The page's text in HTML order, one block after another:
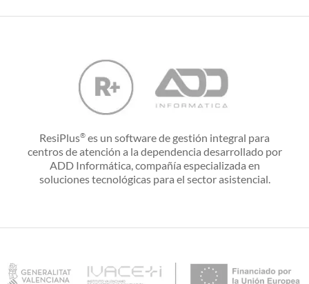
ResiPlus® es un software de gestión integral para
centros de atención a la dependencia desarrollado por
ADD Informática, compañía especializada en
soluciones tecnológicas para el sector asistencial.